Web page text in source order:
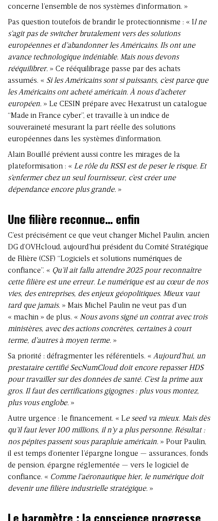
concerne l’ensemble de nos systèmes d’information. »
Pas question toutefois de brandir le protectionnisme : « Il ne
s’agit pas de switcher brutalement vers des solutions
européennes et d’abandonner les Américains. Ils ont une
avance technologique indéniable. Mais nous devons
rééquilibrer. » Ce rééquilibrage passe par des achats
assumés. « Si les Américains sont si puissants, c’est parce que
les Américains ont acheté américain. À nous d’acheter
européen. » Le CESIN prépare avec Hexatrust un catalogue
“Made in France cyber”, et travaille à un indice de
souveraineté mesurant la part réelle des solutions
européennes dans les systèmes d’information.
Alain Bouillé prévient aussi contre les mirages de la
plateformisation : « Le rôle du RSSI est de peser le risque. Et
s’enfermer chez un seul fournisseur, c’est créer une
dépendance encore plus grande. »
Une filière reconnue… enfin
C’est précisément ce que veut changer Michel Paulin, ancien
DG d’OVHcloud, aujourd’hui président du Comité Stratégique
de Filière (CSF) “Logiciels et solutions numériques de
confiance”. « Qu’il ait fallu attendre 2025 pour reconnaître
cette filière est une erreur. Le numérique est au cœur de nos
vies, des entreprises, des enjeux géopolitiques. Mieux vaut
tard que jamais. » Mais Michel Paulin ne veut pas d’un
« machin » de plus. « Nous avons signé un contrat avec trois
ministères, avec des actions concrètes, certaines à court
terme, d’autres à moyen terme. »
Sa priorité : défragmenter les référentiels. « Aujourd’hui, un
prestataire certifié SecNumCloud doit encore repasser HDS
pour travailler sur des données de santé. C’est la prime aux
gros. Il faut des certifications gigognes : plus vous montez,
plus vous englobe. »
Autre urgence : le financement. « Le seed va mieux. Mais dès
qu’il faut lever 100 millions, il n’y a plus personne. Résultat :
nos pépites passent sous parapluie américain. » Pour Paulin,
il est temps d’orienter l’épargne longue — assurances, fonds
de pension, épargne réglementée — vers le logiciel de
confiance. « Comme l’aéronautique hier, le numérique doit
devenir une filière industrielle stratégique. »